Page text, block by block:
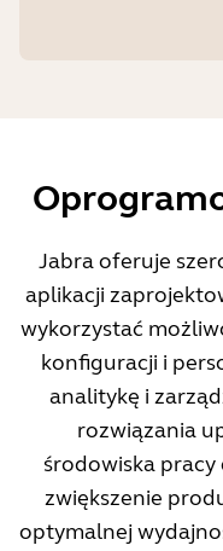
Jabra oferuje
aplikacji
wykorzystać
konfiguracji i
analitykę i
rozwiązania
środowiska
zwiększenie
optymalnej